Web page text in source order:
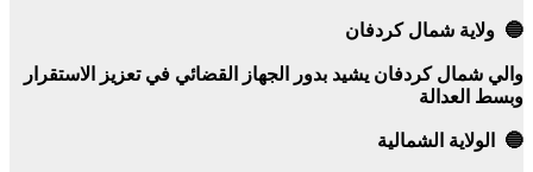
🔵 ولاية شمال كردفان
والي شمال كردفان يشيد بدور الجهاز القضائي في تعزيز الاستقرار
وبسط العدالة
🔵 الولاية الشمالية